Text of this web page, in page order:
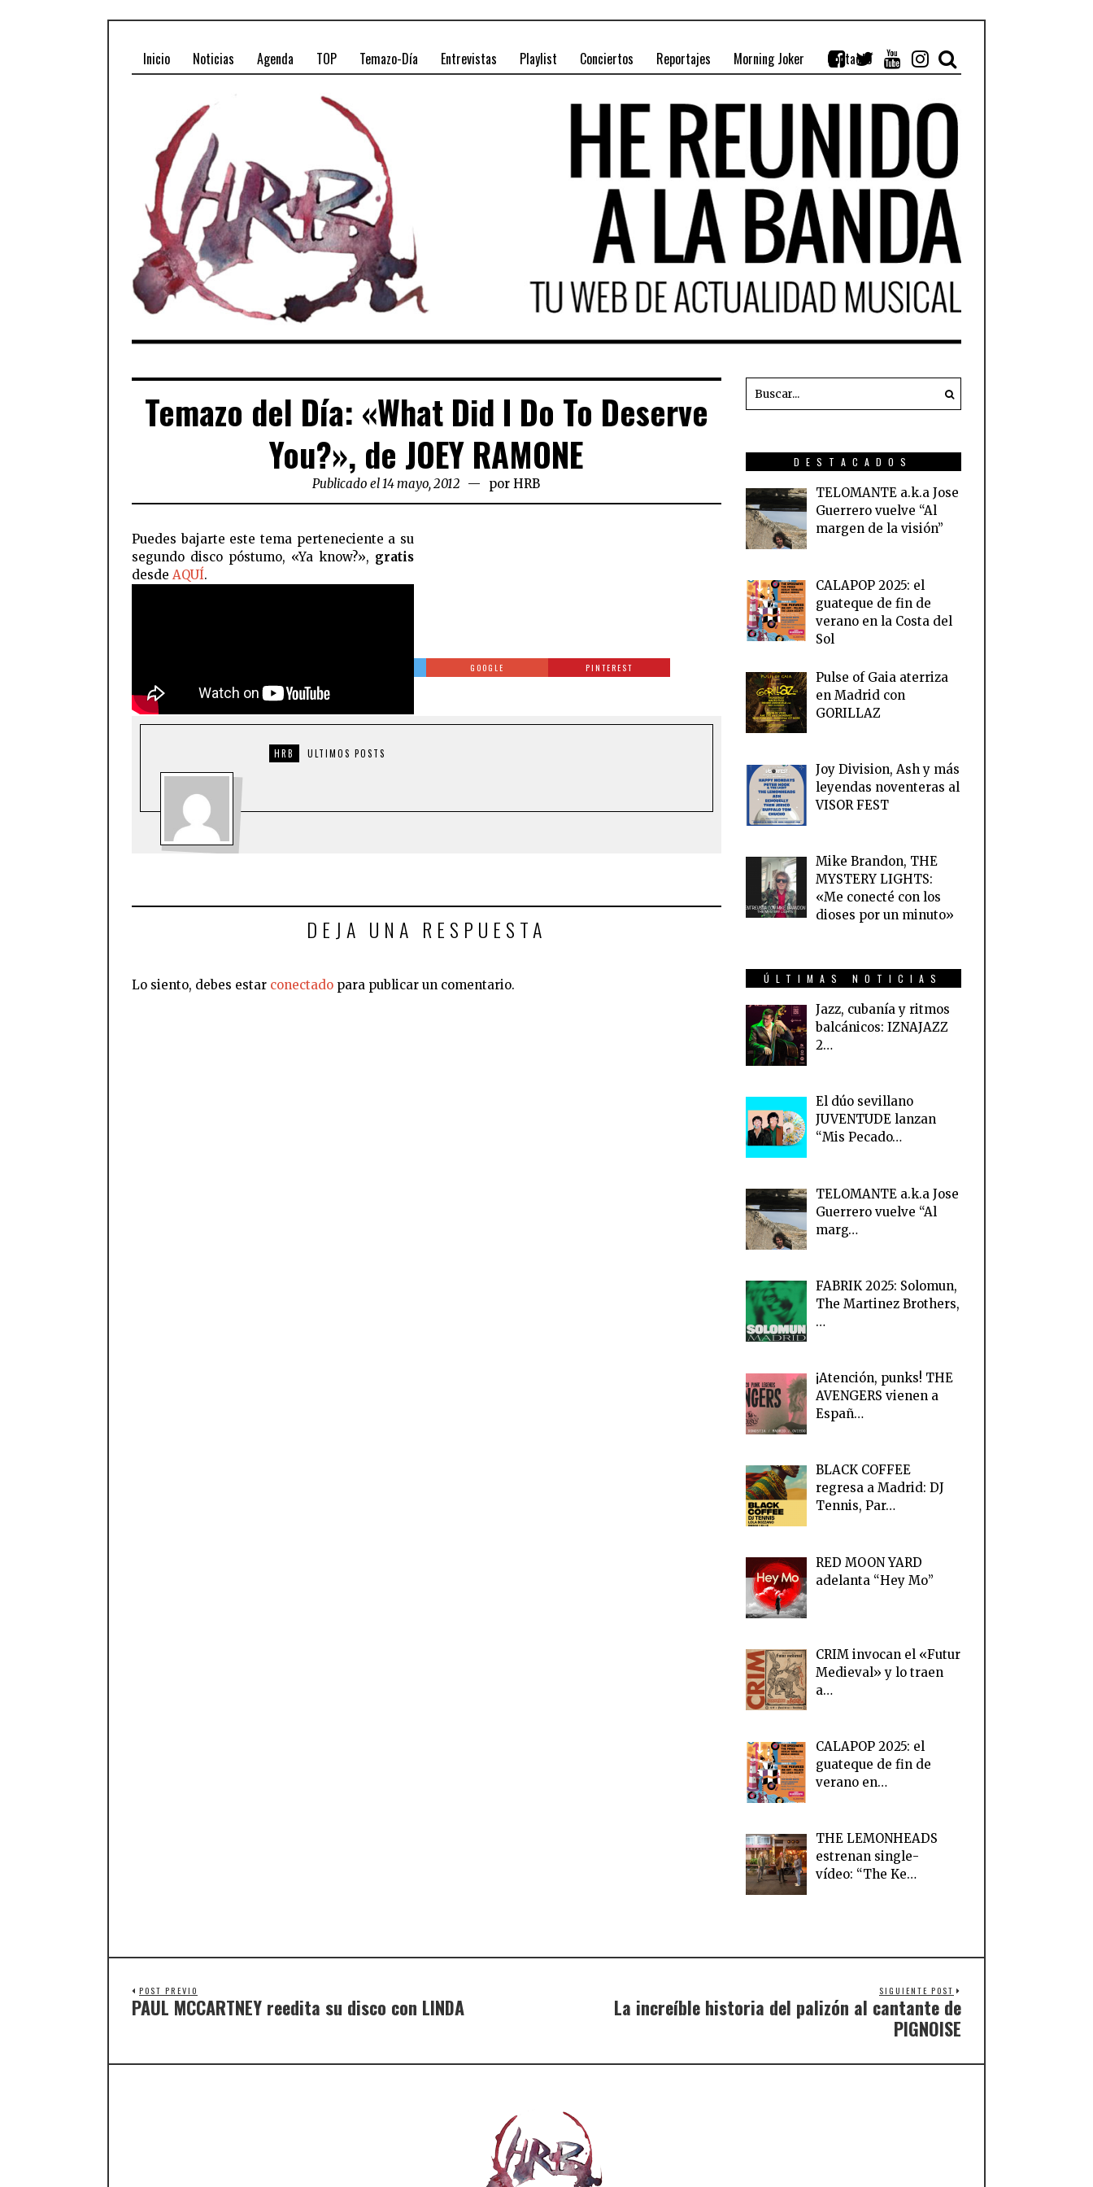
Inicio Noticias Agenda TOP Temazo-Día Entrevistas Playlist Conciertos Reportajes Morning Joker Contacto
Temazo del Día: «What Did I Do To Deserve
You?», de JOEY RAMONE
Publicado el 14 mayo, 2012 porHRB
Puedes bajarte este tema perteneciente a su
segundo disco póstumo, «Ya know?», gratis
desde AQUÍ.
GOOGLE PINTEREST
HRB ULTIMOS POSTS
DEJA UNA RESPUESTA
Lo siento, debes estar conectado para publicar un comentario.
DESTACADOS
TELOMANTE a.k.a Jose
Guerrero vuelve “Al
margen de la visión”
CALAPOP 2025: el
guateque de fin de
verano en la Costa del
Sol
Pulse of Gaia aterriza
en Madrid con
GORILLAZ
Joy Division, Ash y más
leyendas noventeras al
VISOR FEST
Mike Brandon, THE
MYSTERY LIGHTS:
«Me conecté con los
dioses por un minuto»
ÚLTIMAS NOTICIAS
Jazz, cubanía y ritmos
balcánicos: IZNAJAZZ
2…
El dúo sevillano
JUVENTUDE lanzan
“Mis Pecado…
TELOMANTE a.k.a Jose
Guerrero vuelve “Al
marg…
FABRIK 2025: Solomun,
The Martinez Brothers,
…
¡Atención, punks! THE
AVENGERS vienen a
Españ…
BLACK COFFEE
regresa a Madrid: DJ
Tennis, Par…
RED MOON YARD
adelanta “Hey Mo”
CRIM invocan el «Futur
Medieval» y lo traen
a…
CALAPOP 2025: el
guateque de fin de
verano en…
THE LEMONHEADS
estrenan single-
vídeo: “The Ke…
POST PREVIO
PAUL MCCARTNEY reedita su disco con LINDA
SIGUIENTE POST
La increíble historia del palizón al cantante de
PIGNOISE